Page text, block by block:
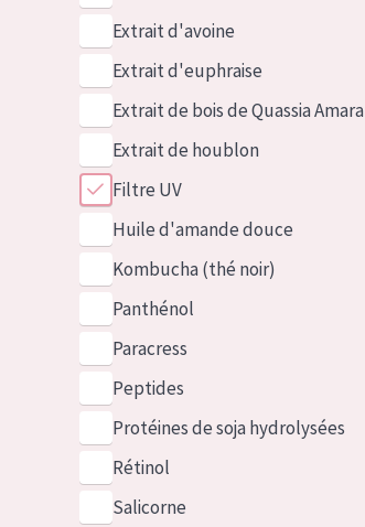
Extrait d'avoine
Extrait d'euphraise
Extrait de bois de Quassia Amara
Extrait de houblon
Filtre UV
Huile d'amande douce
Kombucha (thé noir)
Panthénol
Paracress
Peptides
Protéines de soja hydrolysées
Rétinol
Salicorne